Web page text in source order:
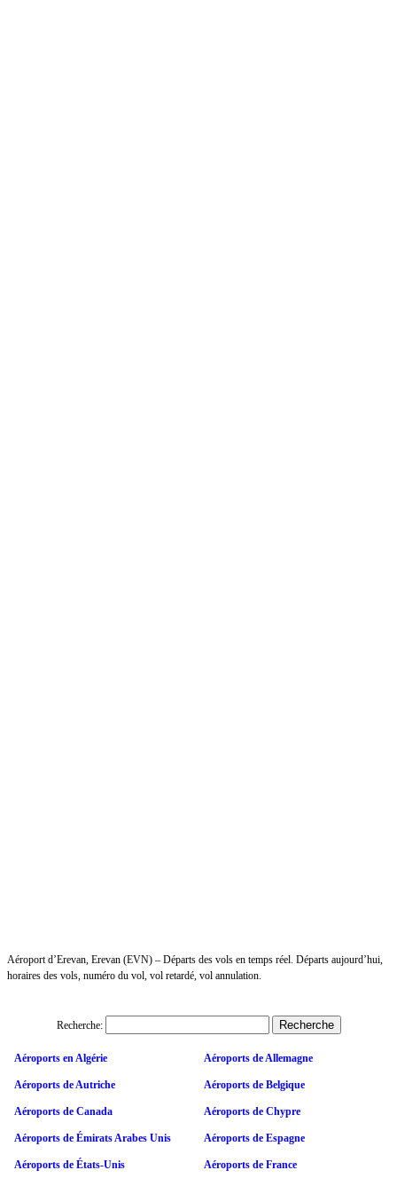
Aéroport d’Erevan, Erevan (EVN) – Départs des vols en temps réel. Départs aujourd’hui,
horaires des vols, numéro du vol, vol retardé, vol annulation.
Recherche:
Aéroports en Algérie Aéroports de Allemagne
Aéroports de Autriche Aéroports de Belgique
Aéroports de Canada Aéroports de Chypre
Aéroports de Émirats Arabes Unis Aéroports de Espagne
Aéroports de États-Unis Aéroports de France